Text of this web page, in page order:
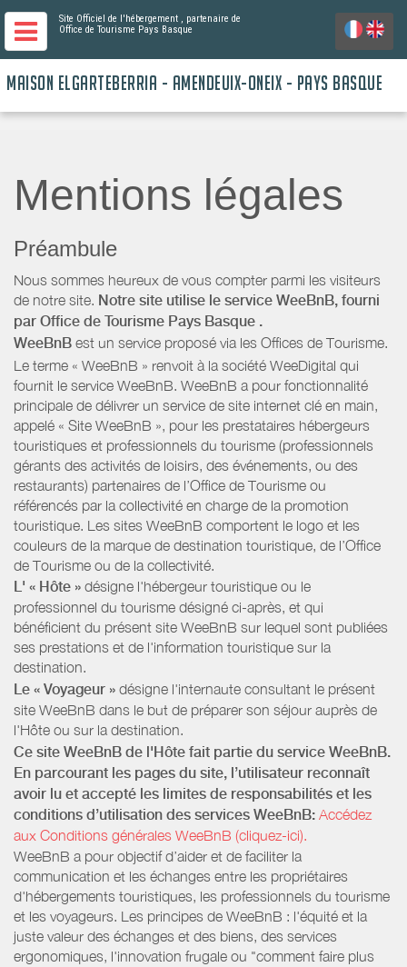
Site Officiel de l'hébergement , partenaire de
Office de Tourisme Pays Basque
MAISON ELGARTEBERRIA - AMENDEUIX-ONEIX - PAYS BASQUE
Mentions légales
Préambule
Nous sommes heureux de vous compter parmi les visiteurs
de notre site. Notre site utilise le service WeeBnB, fourni
par Office de Tourisme Pays Basque .
WeeBnB est un service proposé via les Offices de Tourisme.
Le terme « WeeBnB » renvoit à la société WeeDigital qui
fournit le service WeeBnB. WeeBnB a pour fonctionnalité
principale de délivrer un service de site internet clé en main,
appelé « Site WeeBnB », pour les prestataires hébergeurs
touristiques et professionnels du tourisme (professionnels
gérants des activités de loisirs, des événements, ou des
restaurants) partenaires de l’Office de Tourisme ou
référencés par la collectivité en charge de la promotion
touristique. Les sites WeeBnB comportent le logo et les
couleurs de la marque de destination touristique, de l’Office
de Tourisme ou de la collectivité.
L' « Hôte » désigne l'hébergeur touristique ou le
professionnel du tourisme désigné ci-après, et qui
bénéficient du présent site WeeBnB sur lequel sont publiées
ses prestations et de l'information touristique sur la
destination.
Le « Voyageur » désigne l'internaute consultant le présent
site WeeBnB dans le but de préparer son séjour auprès de
l'Hôte ou sur la destination.
Ce site WeeBnB de l'Hôte fait partie du service WeeBnB.
En parcourant les pages du site, l’utilisateur reconnaît
avoir lu et accepté les limites de responsabilités et les
conditions d’utilisation des services WeeBnB: Accédez
aux Conditions générales WeeBnB (cliquez-ici).
WeeBnB a pour objectif d’aider et de faciliter la
communication et les échanges entre les propriétaires
d'hébergements touristiques, les professionnels du tourisme
et les voyageurs. Les principes de WeeBnB : l'équité et la
juste valeur des échanges et des biens, des services
ergonomiques, l'innovation frugale ou "comment faire plus